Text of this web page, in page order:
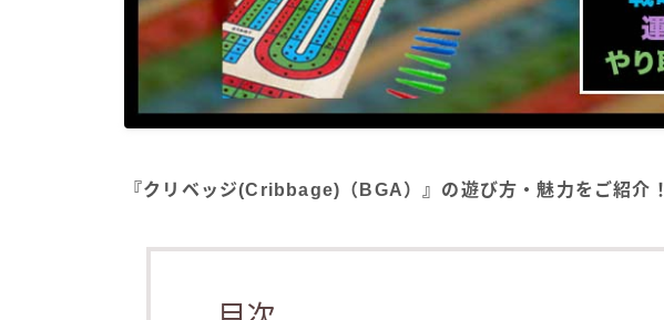
『クリベッジ(Cribbage)（BGA）』の遊び方・魅力をご紹介！